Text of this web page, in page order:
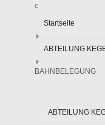
Startseite
ABTEILUNG
BAHNBELEGUNG
ABTEILUNG